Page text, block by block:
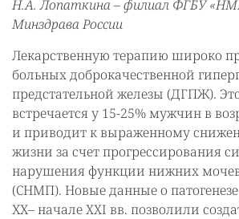
Н.А. Лопаткина – филиал ФГБУ
Минздрава России
Лекарственную терапию широко
больных доброкачественной
предстательной железы (ДГПЖ).
встречается у 15-25% мужчин в
и приводит к выраженному
жизни за счет прогрессирования
нарушения функции нижних
(СНМП). Новые данные о
ХХ– начале XXI вв. позволили